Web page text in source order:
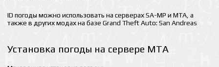
ID погоды можно использовать на серверах SA-MP и MTA, а
также в других модах на базе Grand Theft Auto: San Andreas
Установка погоды на сервере MTA